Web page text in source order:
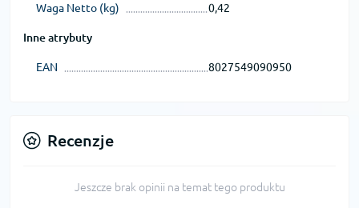
Waga Netto (kg) 0,42
Inne atrybuty
EAN 8027549090950
Recenzje
Jeszcze brak opinii na temat tego produktu